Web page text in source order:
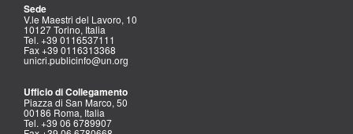
Sede
V.le Maestri del Lavoro, 10
10127 Torino, Italia
Tel. +39 0116537111
Fax +39 0116313368
unicri.publicinfo@un.org
Ufficio di Collegamento
Piazza di San Marco, 50
00186 Roma, Italia
Tel. +39 06 6789907